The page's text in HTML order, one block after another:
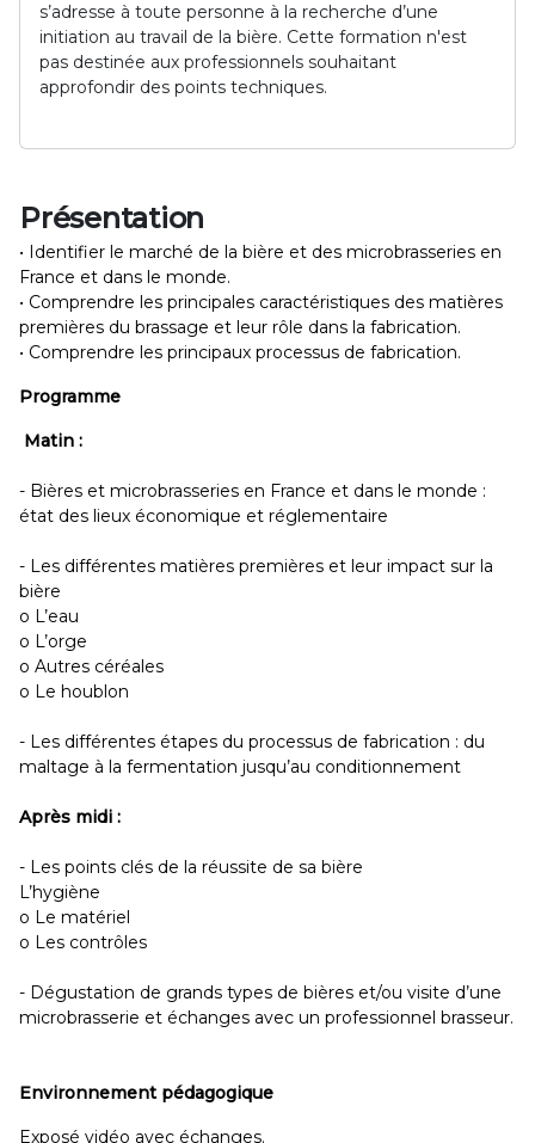
Présentation
• Identifier le marché de la bière et des microbrasseries en
France et dans le monde.
• Comprendre les principales caractéristiques des matières
premières du brassage et leur rôle dans la fabrication.
• Comprendre les principaux processus de fabrication.
Programme
Matin :
- Bières et microbrasseries en France et dans le monde :
état des lieux économique et réglementaire
- Les différentes matières premières et leur impact sur la
bière
o L’eau
o L’orge
o Autres céréales
o Le houblon
- Les différentes étapes du processus de fabrication : du
maltage à la fermentation jusqu’au conditionnement
Après midi :
- Les points clés de la réussite de sa bière
L’hygiène
o Le matériel
o Les contrôles
- Dégustation de grands types de bières et/ou visite d’une
microbrasserie et échanges avec un professionnel brasseur.
Environnement pédagogique
Exposé vidéo avec échanges.
s’adresse à toute personne à la recherche d’une
initiation au travail de la bière. Cette formation n'est
pas destinée aux professionnels souhaitant
approfondir des points techniques.